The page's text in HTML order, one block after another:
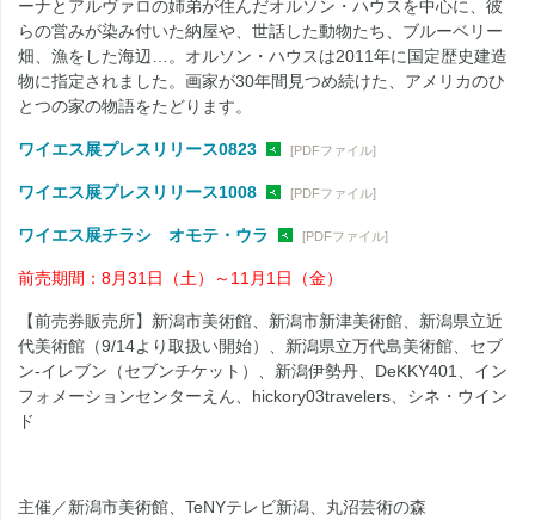
ーナとアルヴァロの姉弟が住んだオルソン・ハウスを中心に、彼
らの営みが染み付いた納屋や、世話した動物たち、ブルーベリー
畑、漁をした海辺…。オルソン・ハウスは2011年に国定歴史建造
物に指定されました。画家が30年間見つめ続けた、アメリカのひ
とつの家の物語をたどります。
ワイエス展プレスリリース0823 [PDFファイル]
ワイエス展プレスリリース1008 [PDFファイル]
ワイエス展チラシ オモテ・ウラ [PDFファイル]
前売期間：8月31日（土）～11月1日（金）
【前売券販売所】新潟市美術館、新潟市新津美術館、新潟県立近
代美術館（9/14より取扱い開始）、新潟県立万代島美術館、セブ
ン‐イレブン（セブンチケット）、新潟伊勢丹、DeKKY401、イン
フォメーションセンターえん、hickory03travelers、シネ・ウイン
ド
主催／新潟市美術館、TeNYテレビ新潟、丸沼芸術の森